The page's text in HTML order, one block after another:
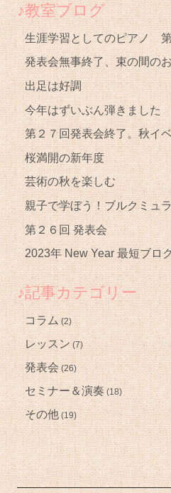
♪教室ブログ
生涯学習としてのピアノ
発表会無事終了、束の間の
出足は好調
今年はずいぶん
第２７回発表会終了。秋イ
桜満開の新年度
芸術の秋を楽しむ
親子で学ぼう！ブルクミュ
第２６回 発表会
2023年 New Year 最短ブロ
♪記事カテゴリー
コラム(2)
レッスン(7)
発表会(26)
セミナー＆演奏(18)
その他 (19)